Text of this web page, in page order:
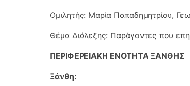
Ομιλητής: Μαρία Παπαδημητρίου,
Θέμα Διάλεξης: Παράγοντες που
ΠΕΡΙΦΕΡΕΙΑΚΗ ΕΝΟΤΗΤΑ ΞΑΝΘΗΣ
Ξάνθη: